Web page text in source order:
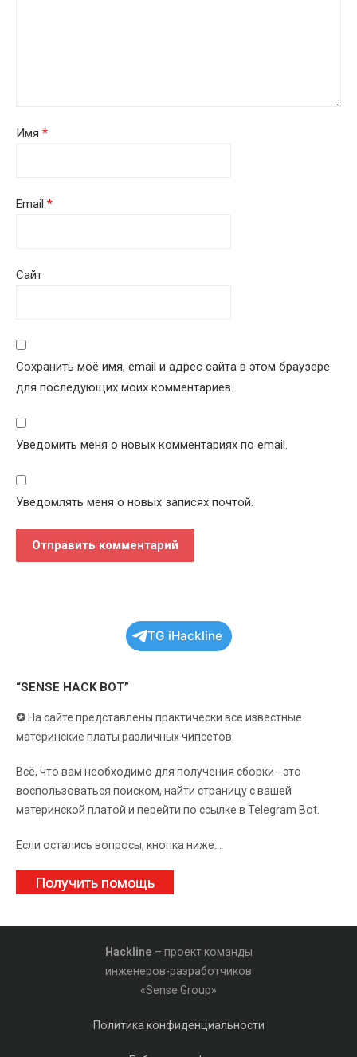
Имя *
Email *
Сайт
Сохранить моё имя, email и адрес сайта в этом браузере
для последующих моих комментариев.
Уведомить меня о новых комментариях по email.
Уведомлять меня о новых записях почтой.
TG iHackline
“SENSE HACK BOT”
✪ На сайте представлены практически все известные
материнские платы различных чипсетов.
Всё, что вам необходимо для получения сборки - это
воспользоваться поиском, найти страницу с вашей
материнской платой и перейти по ссылке в Telegram Bot.
Если остались вопросы, кнопка ниже...
Получить помощь
Hackline – проект команды
инженеров-разработчиков
«Sense Group»
Политика конфиденциальности